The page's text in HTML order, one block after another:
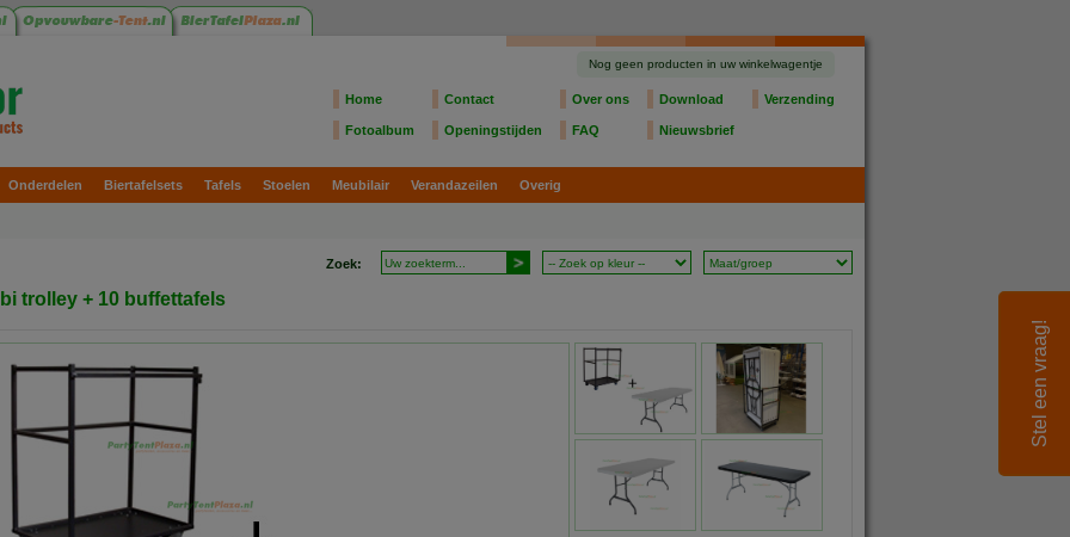
Nog geen producten in uw winkelwagentje
Home Contact Over ons Download Verzending
Fotoalbum Openingstijden FAQ Nieuwsbrief
Onderdelen Biertafelsets Tafels Stoelen Meubilair Verandazeilen Overig
Zoek:
trolley + 10 buffettafels
Stel een vraag!